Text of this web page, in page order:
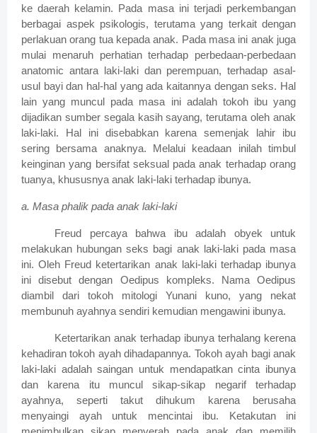
ke daerah kelamin. Pada masa ini terjadi perkembangan
berbagai aspek psikologis, terutama yang terkait dengan
perlakuan orang tua kepada anak. Pada masa ini anak juga
mulai menaruh perhatian terhadap perbedaan-perbedaan
anatomic antara laki-laki dan perempuan, terhadap asal-
usul bayi dan hal-hal yang ada kaitannya dengan seks. Hal
lain yang muncul pada masa ini adalah tokoh ibu yang
dijadikan sumber segala kasih sayang, terutama oleh anak
laki-laki. Hal ini disebabkan karena semenjak lahir ibu
sering bersama anaknya. Melalui keadaan inilah timbul
keinginan yang bersifat seksual pada anak terhadap orang
tuanya, khususnya anak laki-laki terhadap ibunya.
a. Masa phalik pada anak laki-laki
Freud percaya bahwa ibu adalah obyek untuk
melakukan hubungan seks bagi anak laki-laki pada masa
ini. Oleh Freud ketertarikan anak laki-laki terhadap ibunya
ini disebut dengan Oedipus kompleks. Nama Oedipus
diambil dari tokoh mitologi Yunani kuno, yang nekat
membunuh ayahnya sendiri kemudian mengawini ibunya.
Ketertarikan anak terhadap ibunya terhalang kerena
kehadiran tokoh ayah dihadapannya. Tokoh ayah bagi anak
laki-laki adalah saingan untuk mendapatkan cinta ibunya
dan karena itu muncul sikap-sikap negarif terhadap
ayahnya, seperti takut dihukum karena berusaha
menyaingi ayah untuk mencintai ibu. Ketakutan ini